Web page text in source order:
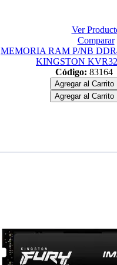
Ver
Comparar
MEMORIA RAM P/NB
KINGSTON
Código: 83164
Agregar al Carrito
Agregar al Carrito